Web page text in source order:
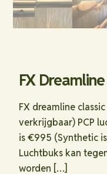
FX
FX dreamline
verkrijgbaar) PCP
is €995 (Synthetic
Luchtbuks kan
worden […]